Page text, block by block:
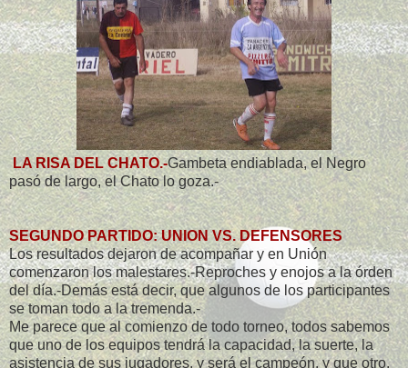
LA RISA DEL CHATO.-Gambeta endiablada, el Negro
pasó de largo, el Chato lo goza.-
SEGUNDO PARTIDO: UNION VS. DEFENSORES
Los resultados dejaron de acompañar y en Unión
comenzaron los malestares.-Reproches y enojos a la órden
del día.-Demás está decir, que algunos de los participantes
se toman todo a la tremenda.-
Me parece que al comienzo de todo torneo, todos sabemos
que uno de los equipos tendrá la capacidad, la suerte, la
asistencia de sus jugadores, y será el campeón, y que otro,